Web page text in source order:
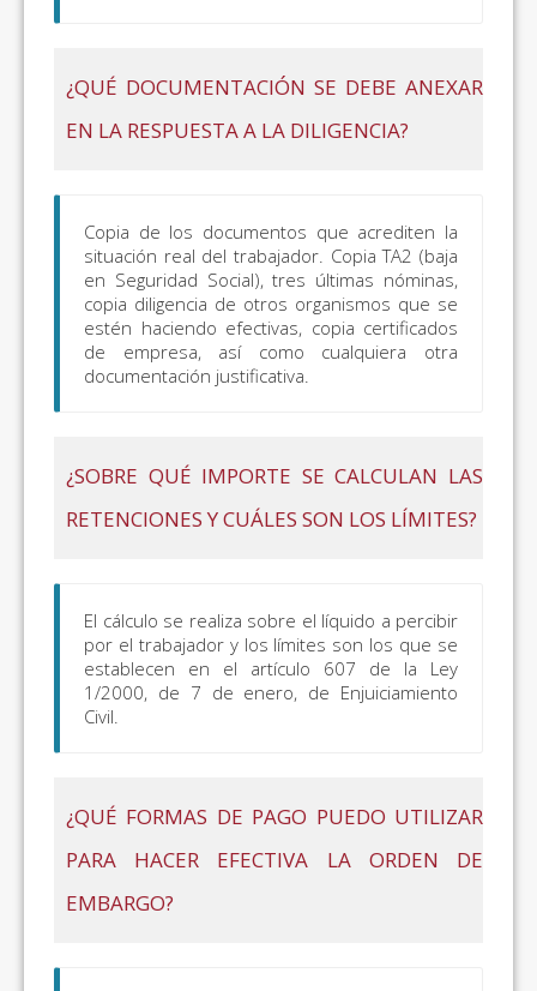
¿QUÉ DOCUMENTACIÓN SE DEBE ANEXAR
EN LA RESPUESTA A LA DILIGENCIA?
Copia de los documentos que acrediten la
situación real del trabajador. Copia TA2 (baja
en Seguridad Social), tres últimas nóminas,
copia diligencia de otros organismos que se
estén haciendo efectivas, copia certificados
de empresa, así como cualquiera otra
documentación justificativa.
¿SOBRE QUÉ IMPORTE SE CALCULAN LAS
RETENCIONES Y CUÁLES SON LOS LÍMITES?
El cálculo se realiza sobre el líquido a percibir
por el trabajador y los límites son los que se
establecen en el artículo 607 de la Ley
1/2000, de 7 de enero, de Enjuiciamiento
Civil.
¿QUÉ FORMAS DE PAGO PUEDO UTILIZAR
PARA HACER EFECTIVA LA ORDEN DE
EMBARGO?